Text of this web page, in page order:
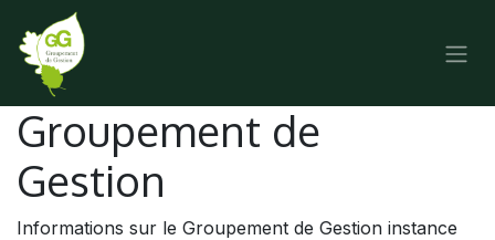
SE RENDRE AU CONTENU
Groupement de
Gestion
Informations sur le Groupement de Gestion instance